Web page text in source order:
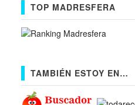
TOP MADRESFERA
TAMBIÉN ESTOY EN…